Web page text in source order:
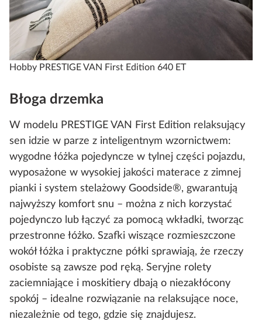
Hobby PRESTIGE VAN First Edition 640 ET
Błoga drzemka
W modelu PRESTIGE VAN First Edition relaksujący
sen idzie w parze z inteligentnym wzornictwem:
wygodne łóżka pojedyncze w tylnej części pojazdu,
wyposażone w wysokiej jakości materace z zimnej
pianki i system stelażowy Goodside®, gwarantują
najwyższy komfort snu – można z nich korzystać
pojedynczo lub łączyć za pomocą wkładki, tworząc
przestronne łóżko. Szafki wiszące rozmieszczone
wokół łóżka i praktyczne półki sprawiają, że rzeczy
osobiste są zawsze pod ręką. Seryjne rolety
zaciemniające i moskitiery dbają o niezakłócony
spokój – idealne rozwiązanie na relaksujące noce,
niezależnie od tego, gdzie się znajdujesz.